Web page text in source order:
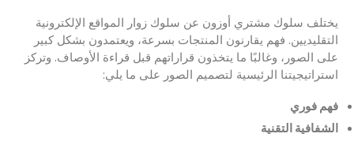
يختلف سلوك مشتري أوزون عن سلوك زوار المواقع الإلكترونية
التقليديين. فهم يقارنون المنتجات بسرعة، ويعتمدون بشكل كبير
على الصور، وغالبًا ما يتخذون قراراتهم قبل قراءة الأوصاف. وتركز
استراتيجيتنا الرئيسية لتصميم الصور على ما يلي:
فهم فوري
الشفافية التقنية